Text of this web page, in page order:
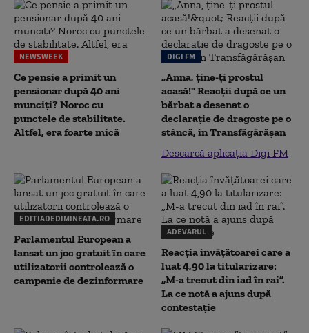
NEWSWEEK
Ce pensie a primit un
pensionar după 40 ani
munciți? Noroc cu
punctele de stabilitate.
Altfel, era foarte mică
DIGI FM
„Anna, ţine-ţi prostul
acasă!" Reacţii după ce un
bărbat a desenat o
declaraţie de dragoste pe o
stâncă, în Transfăgărăşan
Descarcă aplicația Digi FM
EDITIADEDIMINEATA.RO
Parlamentul European a
lansat un joc gratuit în care
utilizatorii controlează o
campanie de dezinformare
ADEVARUL
Reacția învățătoarei care a
luat 4,90 la titularizare:
„M-a trecut din iad în rai”.
La ce notă a ajuns după
contestație